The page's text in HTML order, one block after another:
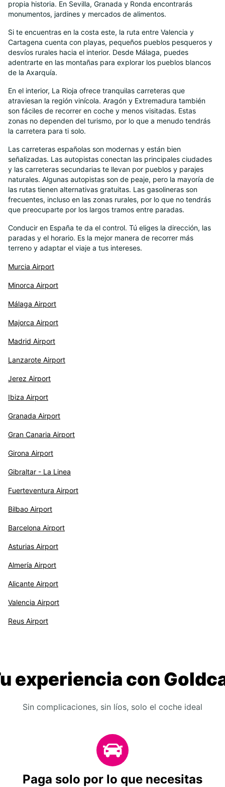
propia historia. En Sevilla, Granada y Ronda encontrarás
monumentos, jardines y mercados de alimentos.
Si te encuentras en la costa este, la ruta entre Valencia y
Cartagena cuenta con playas, pequeños pueblos pesqueros y
desvíos rurales hacia el interior. Desde Málaga, puedes
adentrarte en las montañas para explorar los pueblos blancos
de la Axarquía.
En el interior, La Rioja ofrece tranquilas carreteras que
atraviesan la región vinícola. Aragón y Extremadura también
son fáciles de recorrer en coche y menos visitadas. Estas
zonas no dependen del turismo, por lo que a menudo tendrás
la carretera para ti solo.
Las carreteras españolas son modernas y están bien
señalizadas. Las autopistas conectan las principales ciudades
y las carreteras secundarias te llevan por pueblos y parajes
naturales. Algunas autopistas son de peaje, pero la mayoría de
las rutas tienen alternativas gratuitas. Las gasolineras son
frecuentes, incluso en las zonas rurales, por lo que no tendrás
que preocuparte por los largos tramos entre paradas.
Conducir en España te da el control. Tú eliges la dirección, las
paradas y el horario. Es la mejor manera de recorrer más
terreno y adaptar el viaje a tus intereses.
Murcia Airport
Minorca Airport
Málaga Airport
Majorca Airport
Madrid Airport
Lanzarote Airport
Jerez Airport
Ibiza Airport
Granada Airport
Gran Canaria Airport
Girona Airport
Gibraltar - La Linea
Fuerteventura Airport
Bilbao Airport
Barcelona Airport
Asturias Airport
Almería Airport
Alicante Airport
Valencia Airport
Reus Airport
experiencia con
Sin complicaciones, sin líos, solo el coche ideal
Paga solo por lo que necesitas